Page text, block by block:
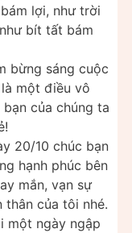
lợi, như trời
bít tất bám
bừng sáng cuộc
một điều vô
của chúng ta
20/10 chúc bạn
hạnh phúc bên
mắn, vạn sự
thân của tôi nhé.
một ngày ngập